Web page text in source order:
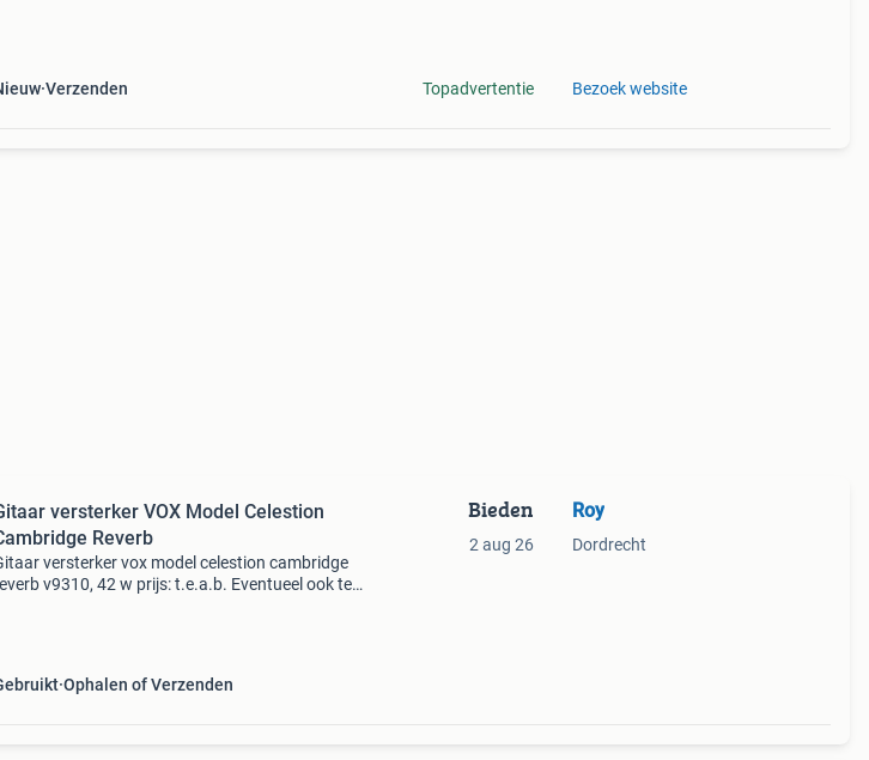
Verzenden Topadvertentie Bezoek website
versterker VOX Model Celestion
Reverb
versterker vox model celestion cambridge
v9310, 42 w prijs: t.e.a.b. Eventueel ook te
Ophalen of Verzenden
Bieden
2 aug 26
Roy
Dordrecht